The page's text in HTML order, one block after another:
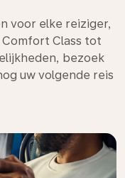
voor elke reiziger,
Class tot
bezoek
uw volgende reis